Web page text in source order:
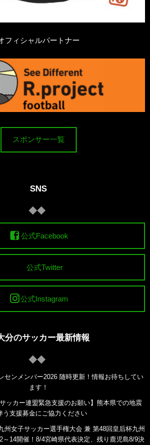
フィシャルパートナー
スポンサー一覧
SNS
公式Facebook
公式Twitter
公式Instagram
分のサッカー最新情報
センメンバー2026 随時更新！情報お待ちしてい
ます！
ッカー連盟緊急支援のお願い】熊本県での地震
う支援募金にご協力ください
州女子サッカー選手権大会 兼 第48回皇后杯九州
～14開催！8/4宮崎県代表決定、残り鹿児島8/9決